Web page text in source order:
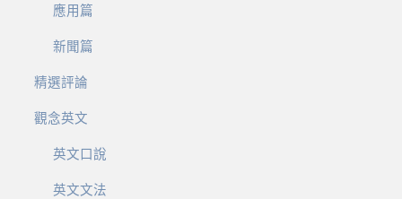
應用篇
新聞篇
精選評論
觀念英文
英文口說
英文文法